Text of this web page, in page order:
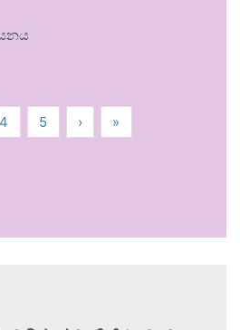
4 5 › »